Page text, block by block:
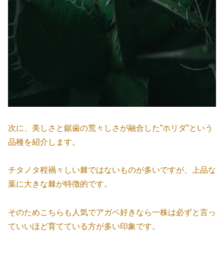
次に、美しさと鋸歯の荒々しさが融合した”ホリダ”という
品種を紹介します。
チタノタ程禍々しい棘ではないものが多いですが、上品な
葉に大きな棘が特徴的です。
そのためこちらも人気でアガベ好きなら一株は必ずと言っ
ていいほど育てている方が多い印象です。